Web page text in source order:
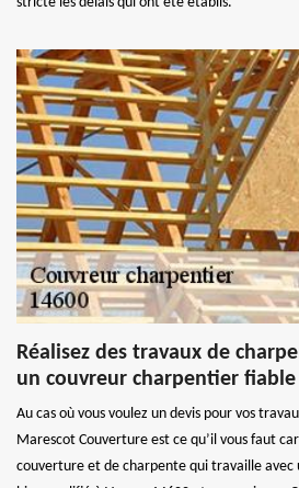
Réalisez des travaux de
un couvreur charpentier fiable
Au cas où vous voulez un devis pour vos
Marescot Couverture est ce qu’il vous faut
couverture et de charpente qui travaille